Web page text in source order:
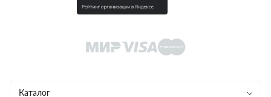
Каталог